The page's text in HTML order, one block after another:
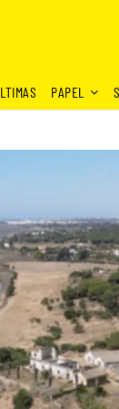
PAPEL